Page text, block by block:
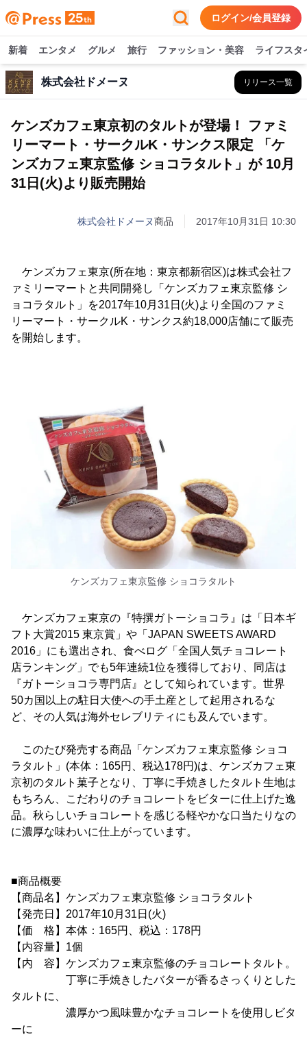
ログイン/会員登録
新着 エンタメ グルメ 旅行 ファッション・美容 ライフスタ
株式会社ドメーヌ リリース一覧
ケンズカフェ東京初のタルトが登場！ ファミ
リーマート・サークルK・サンクス限定 「ケ
ンズカフェ東京監修 ショコラタルト」が 10月
31日(火)より販売開始
株式会社ドメーヌ商品 2017年10月31日 10:30
ケンズカフェ東京(所在地：東京都新宿区)は株式会社フ
ァミリーマートと共同開発し「ケンズカフェ東京監修 シ
ョコラタルト」を2017年10月31日(火)より全国のファミ
リーマート・サークルK・サンクス約18,000店舗にて販売
を開始します。
ケンズカフェ東京監修 ショコラタルト
ケンズカフェ東京の『特撰ガトーショコラ』は「日本ギ
フト大賞2015 東京賞」や「JAPAN SWEETS AWARD
2016」にも選出され、食べログ「全国人気チョコレート
店ランキング」でも5年連続1位を獲得しており、同店は
『ガトーショコラ専門店』として知られています。世界
50カ国以上の駐日大使への手土産として起用されるな
ど、その人気は海外セレブリティにも及んでいます。
このたび発売する商品「ケンズカフェ東京監修 ショコ
ラタルト」(本体：165円、税込178円)は、ケンズカフェ東
京初のタルト菓子となり、丁寧に手焼きしたタルト生地は
もちろん、こだわりのチョコレートをビターに仕上げた逸
品。秋らしいチョコレートを感じる軽やかな口当たりなの
に濃厚な味わいに仕上がっています。
■商品概要
【商品名】ケンズカフェ東京監修 ショコラタルト
【発売日】2017年10月31日(火)
【価 格】本体：165円、税込：178円
【内容量】1個
【内 容】ケンズカフェ東京監修のチョコレートタルト。
丁寧に手焼きしたバターが香るさっくりとした
タルトに、
濃厚かつ風味豊かなチョコレートを使用しビタ
ーに